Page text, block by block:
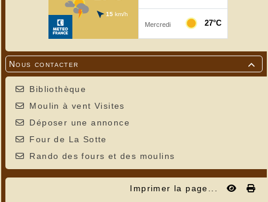

Nous contacter
Bibliothèque
Moulin à vent Visites
Déposer une annonce
Four de La Sotte
Rando des fours et des moulins
Imprimer la page...